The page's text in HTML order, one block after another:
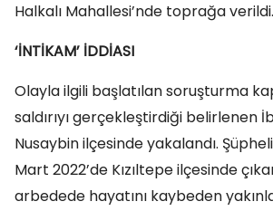
Halkalı Mahallesi’nde toprağa verildi.
‘İNTİKAM’ İDDİASI
Olayla ilgili başlatılan soruşturma
saldırıyı gerçekleştirdiği belirlenen
Nusaybin ilçesinde yakalandı.
Mart 2022’de Kızıltepe ilçesinde
arbedede hayatını kaybeden